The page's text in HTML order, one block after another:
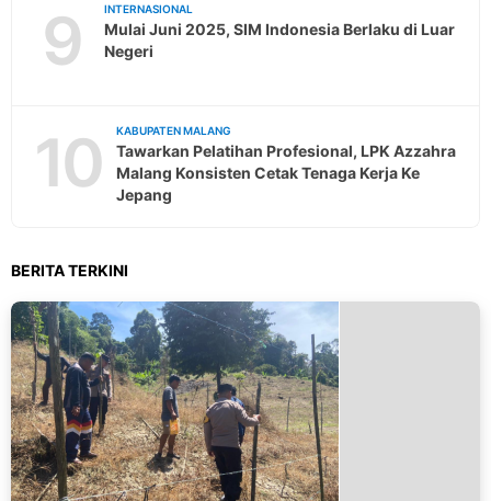
9 INTERNASIONAL
Mulai Juni 2025, SIM Indonesia Berlaku di Luar
Negeri
10 KABUPATEN MALANG
Tawarkan Pelatihan Profesional, LPK Azzahra
Malang Konsisten Cetak Tenaga Kerja Ke
Jepang
BERITA TERKINI